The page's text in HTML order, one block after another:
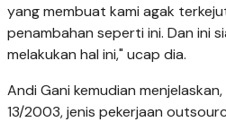
yang membuat kami agak
penambahan seperti ini. Dan ini
melakukan hal ini," ucap dia.
Andi Gani kemudian
13/2003, jenis pekerjaan